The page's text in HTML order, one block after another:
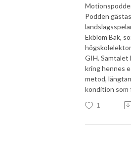
Podden
Ekblom Bak,
GIH. Samtalet
kring hennes
metod,
kondition som
1